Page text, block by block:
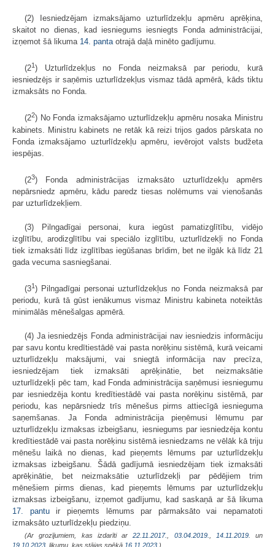
(2) Iesniedzējam izmaksājamo uzturlīdzekļu apmēru aprēķina,
skaitot no dienas, kad iesniegums iesniegts Fonda administrācijai,
izņemot šā likuma 14. pantaotrajā daļā minēto gadījumu.
(21) Uzturlīdzekļus no Fonda neizmaksā par periodu, kurā
iesniedzējs ir saņēmis uzturlīdzekļus vismaz tādā apmērā, kāds tiktu
izmaksāts no Fonda.
(22) No Fonda izmaksājamo uzturlīdzekļu apmēru nosaka Ministru
kabinets. Ministru kabinets ne retāk kā reizi trijos gados pārskata no
Fonda izmaksājamo uzturlīdzekļu apmēru, ievērojot valsts budžeta
iespējas.
(23) Fonda administrācijas izmaksāto uzturlīdzekļu apmērs
nepārsniedz apmēru, kādu paredz tiesas nolēmums vai vienošanās
par uzturlīdzekļiem.
(3) Pilngadīgai personai, kura iegūst pamatizglītību, vidējo
izglītību, arodizglītību vai speciālo izglītību, uzturlīdzekļi no Fonda
tiek izmaksāti līdz izglītības iegūšanas brīdim, bet ne ilgāk kā līdz 21
gada vecuma sasniegšanai.
(31) Pilngadīgai personai uzturlīdzekļus no Fonda neizmaksā par
periodu, kurā tā gūst ienākumus vismaz Ministru kabineta noteiktās
minimālās mēnešalgas apmērā.
(4) Ja iesniedzējs Fonda administrācijai nav iesniedzis informāciju
par savu kontu kredītiestādē vai pasta norēķinu sistēmā, kurā veicami
uzturlīdzekļu maksājumi, vai sniegtā informācija nav precīza,
iesniedzējam tiek izmaksāti aprēķinātie, bet neizmaksātie
uzturlīdzekļi pēc tam, kad Fonda administrācija saņēmusi iesniegumu
par iesniedzēja kontu kredītiestādē vai pasta norēķinu sistēmā, par
periodu, kas nepārsniedz trīs mēnešus pirms attiecīgā iesnieguma
saņemšanas. Ja Fonda administrācija pieņēmusi lēmumu par
uzturlīdzekļu izmaksas izbeigšanu, iesniegums par iesniedzēja kontu
kredītiestādē vai pasta norēķinu sistēmā iesniedzams ne vēlāk kā triju
mēnešu laikā no dienas, kad pieņemts lēmums par uzturlīdzekļu
izmaksas izbeigšanu. Šādā gadījumā iesniedzējam tiek izmaksāti
aprēķinātie, bet neizmaksātie uzturlīdzekļi par pēdējiem trim
mēnešiem pirms dienas, kad pieņemts lēmums par uzturlīdzekļu
izmaksas izbeigšanu, izņemot gadījumu, kad saskaņā ar šā likuma
17. pantuir pieņemts lēmums par pārmaksāto vai nepamatoti
izmaksāto uzturlīdzekļu piedziņu.
(Ar grozījumiem, kas izdarīti ar22.11.2017. 03.04.2019. 14.11.2019.
un
19.10.2023 . likumu, kas stājas spēkā 16.11.2023. )